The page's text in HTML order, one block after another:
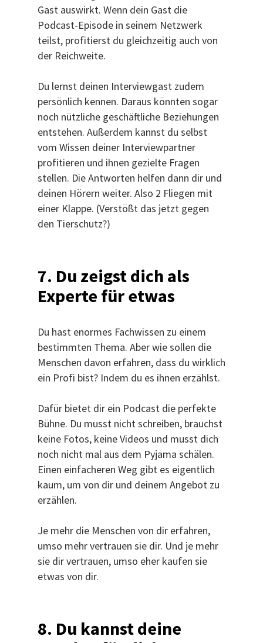
Gast auswirkt. Wenn dein Gast die
Podcast-Episode in seinem Netzwerk
teilst, profitierst du gleichzeitig auch von
der Reichweite.
Du lernst deinen Interviewgast zudem
persönlich kennen. Daraus könnten sogar
noch nützliche geschäftliche Beziehungen
entstehen. Außerdem kannst du selbst
vom Wissen deiner Interviewpartner
profitieren und ihnen gezielte Fragen
stellen. Die Antworten helfen dann dir und
deinen Hörern weiter. Also 2 Fliegen mit
einer Klappe. (Verstößt das jetzt gegen
den Tierschutz?)
7. Du zeigst dich als
Experte für etwas
Du hast enormes Fachwissen zu einem
bestimmten Thema. Aber wie sollen die
Menschen davon erfahren, dass du wirklich
ein Profi bist? Indem du es ihnen erzählst.
Dafür bietet dir ein Podcast die perfekte
Bühne. Du musst nicht schreiben, brauchst
keine Fotos, keine Videos und musst dich
noch nicht mal aus dem Pyjama schälen.
Einen einfacheren Weg gibt es eigentlich
kaum, um von dir und deinem Angebot zu
erzählen.
Je mehr die Menschen von dir erfahren,
umso mehr vertrauen sie dir. Und je mehr
sie dir vertrauen, umso eher kaufen sie
etwas von dir.
8. Du kannst deine